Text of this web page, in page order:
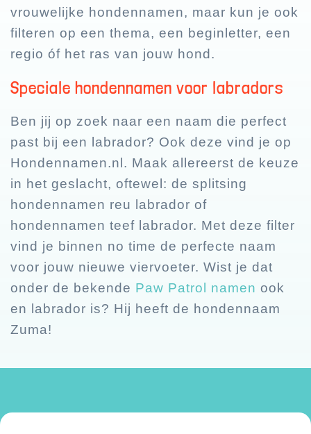
vrouwelijke hondennamen, maar kun je ook
filteren op een thema, een beginletter, een
regio óf het ras van jouw hond.
Speciale hondennamen voor labradors
Ben jij op zoek naar een naam die perfect
past bij een labrador? Ook deze vind je op
Hondennamen.nl. Maak allereerst de keuze
in het geslacht, oftewel: de splitsing
hondennamen reu labrador of
hondennamen teef labrador. Met deze filter
vind je binnen no time de perfecte naam
voor jouw nieuwe viervoeter. Wist je dat
onder de bekende Paw Patrol namen ook
en labrador is? Hij heeft de hondennaam
Zuma!